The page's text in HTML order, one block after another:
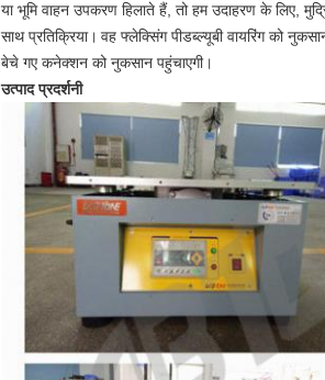
या भूमि वाहन उपकरण हिलाते हैं, तो हम उदाहरण के लिए,
साथ प्रतिक्रिया। वह फ्लेक्सिंग पीडब्ल्यूबी वायरिंग को
बेचे गए कनेक्शन को नुकसान पहुंचाएगी।
उत्पाद प्रदर्शनी